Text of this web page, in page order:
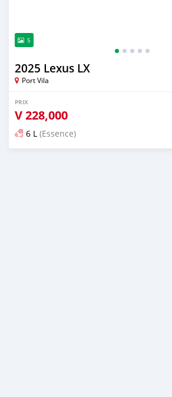
5
2025 Lexus LX
Port Vila
PRIX
V228,000
6 L (Essence)